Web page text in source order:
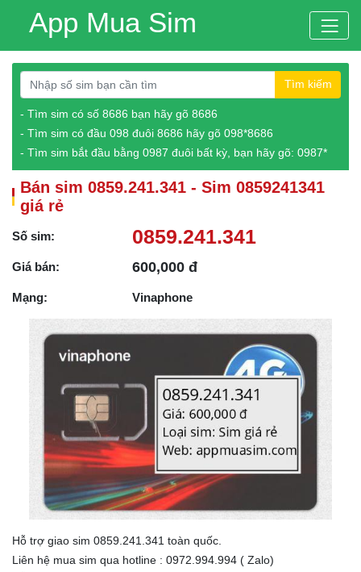
App Mua Sim
Tìm kiếm
- Tìm sim có số 8686 bạn hãy gõ 8686
- Tìm sim có đầu 098 đuôi 8686 hãy gõ 098*8686
- Tìm sim bắt đầu bằng 0987 đuôi bất kỳ, bạn hãy gõ: 0987*
Bán sim 0859.241.341 - Sim 0859241341
giá rẻ
Số sim: 0859.241.341
Giá bán: 600,000 đ
Mạng: Vinaphone
Hỗ trợ giao sim 0859.241.341 toàn quốc.
Liên hệ mua sim qua hotline : 0972.994.994 ( Zalo)